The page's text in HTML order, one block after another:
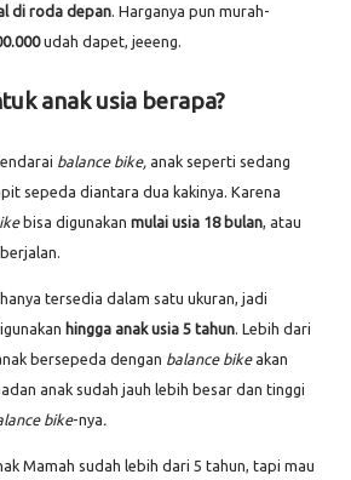
di roda depan . Harganya pun murah-
udah dapet, jeeeng.
anak usia berapa?
balance bike, anak seperti sedang
sepeda diantara dua kakinya. Karena
bisa digunakan mulai usia 18 bulan, atau
hanya tersedia dalam satu ukuran, jadi
hingga anak usia 5 tahun. Lebih dari
bersepeda dengan balance bike akan
anak sudah jauh lebih besar dan tinggi
bike-nya.
Mamah sudah lebih dari 5 tahun, tapi mau